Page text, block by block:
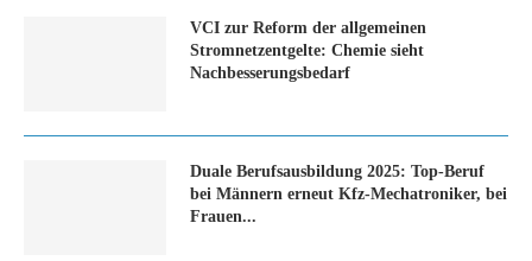
VCI zur Reform der allgemeinen
Stromnetzentgelte: Chemie sieht
Nachbesserungsbedarf
Duale Berufsausbildung 2025: Top-Beruf
bei Männern erneut Kfz-Mechatroniker, bei
Frauen...